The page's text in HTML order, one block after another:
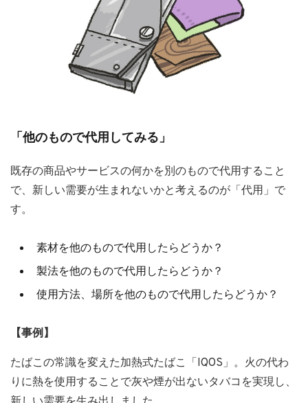
「他のもので代用してみる」
既存の商品やサービスの何かを別のもので代用すること
で、新しい需要が生まれないかと考えるのが「代用」で
す。
素材を他のもので代用したらどうか？
製法を他のもので代用したらどうか？
使用方法、場所を他のもので代用したらどうか？
【事例】
たばこの常識を変えた加熱式たばこ「IQOS」。火の代わ
りに熱を使用することで灰や煙が出ないタバコを実現し、